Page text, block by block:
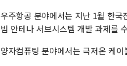
우주항공 분야에서는 지난 1월 한
빔 안테나 서브시스템 개발 과제를
양자컴퓨팅 분야에서는 극저온 케